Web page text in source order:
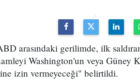
arasındaki gerilimde, ilk
Washington'un veya Güney
izin vermeyeceği" belirtildi.